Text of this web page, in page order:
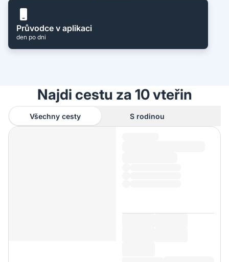
Průvodce v aplikaci
den po dni
Najdi cestu za 10 vteřin
Všechny cesty S rodinou